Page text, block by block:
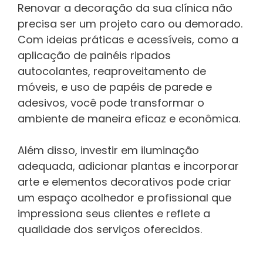
Renovar a decoração da sua clínica não
precisa ser um projeto caro ou demorado.
Com ideias práticas e acessíveis, como a
aplicação de painéis ripados
autocolantes, reaproveitamento de
móveis, e uso de papéis de parede e
adesivos, você pode transformar o
ambiente de maneira eficaz e econômica.
Além disso, investir em iluminação
adequada, adicionar plantas e incorporar
arte e elementos decorativos pode criar
um espaço acolhedor e profissional que
impressiona seus clientes e reflete a
qualidade dos serviços oferecidos.